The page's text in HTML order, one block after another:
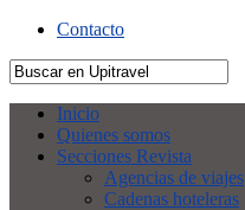
Contacto
Inicio
Quienes somos
Secciones Revista
Agencias de viajes
Cadenas hoteleras